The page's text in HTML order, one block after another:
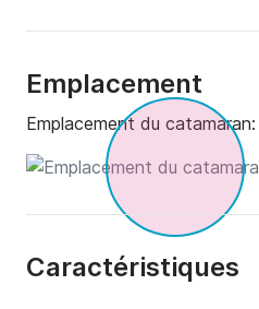
Emplacement
Emplacement du catamaran:
Caractéristiques